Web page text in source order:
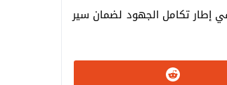
إطار تكامل الجهود لضمان سير